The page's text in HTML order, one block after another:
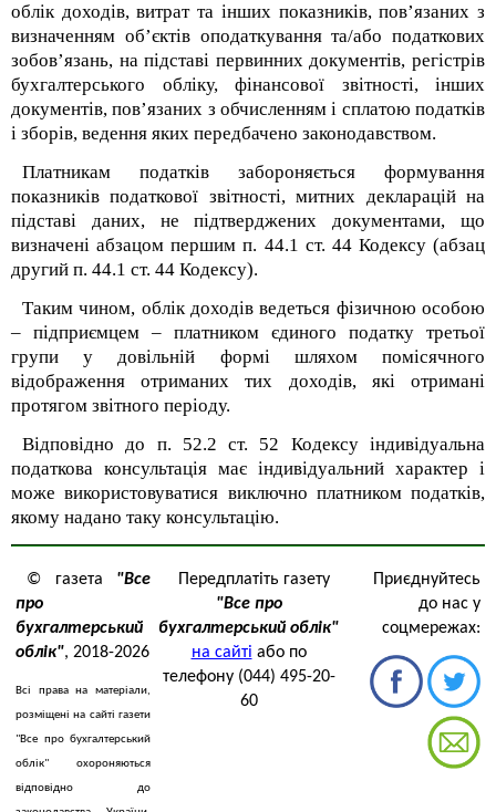
облік доходів, витрат та інших показників, пов’язаних з
визначенням об’єктів оподаткування та/або податкових
зобов’язань, на підставі первинних документів, регістрів
бухгалтерського обліку, фінансової звітності, інших
документів, пов’язаних з обчисленням і сплатою податків
і зборів, ведення яких передбачено законодавством.
Платникам податків забороняється формування
показників податкової звітності, митних декларацій на
підставі даних, не підтверджених документами, що
визначені абзацом першим п. 44.1 ст. 44 Кодексу (абзац
другий п. 44.1 ст. 44 Кодексу).
Таким чином, облік доходів ведеться фізичною особою
– підприємцем – платником єдиного податку третьої
групи у довільній формі шляхом помісячного
відображення отриманих тих доходів, які отримані
протягом звітного періоду.
Відповідно до п. 52.2 ст. 52 Кодексу індивідуальна
податкова консультація має індивідуальний характер і
може використовуватися виключно платником податків,
якому надано таку консультацію.
© газета "Все
про
бухгалтерський
облік", 2018-2026
Всі права на матеріали,
розміщені на сайті газети
"Все про бухгалтерський
облік" охороняються
відповідно до
Передплатіть газету
"Все про
бухгалтерський облік"
на сайті або по
телефону (044) 495-20-
60
Приєднуйтесь
до нас у
соцмережах: